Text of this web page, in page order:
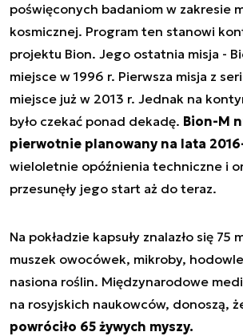
poświęconych badaniom w zakresie
kosmicznej. Program ten stanowi
projektu Bion. Jego ostatnia misja -
miejsce w 1996 r. Pierwsza misja z
miejsce już w 2013 r. Jednak na
było czekać ponad dekadę. Bion-M
pierwotnie planowany na lata
wieloletnie opóźnienia techniczne i
przesunęły jego start aż do teraz.
Na pokładzie kapsuły znalazło się 75
muszek owocówek, mikroby,
nasiona roślin. Międzynarodowe
na rosyjskich naukowców, donoszą,
powróciło 65 żywych myszy.